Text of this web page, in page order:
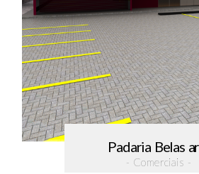
Padaria Belas
- Comerciais -